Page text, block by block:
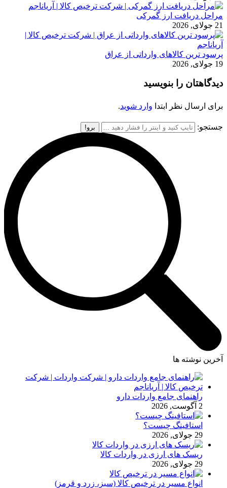
مراحل دریافت ارز گمرکی
21 جولای, 2026
پرسود ترین کالاهای وارداتی از عراق
19 جولای, 2026
دیدگاهتان را بنویسید
برای ارسال نظر ابتدا وارد شوید.
جستجو:
آخرین نوشته ها
راهنمای جامع واردات دارو
2 آگوست, 2026
استافینگ چیست؟
29 جولای, 2026
ریسک های ارزی در واردات کالا
29 جولای, 2026
انواع مسیر در ترخیص کالا (سبز، زرد و قرمز)